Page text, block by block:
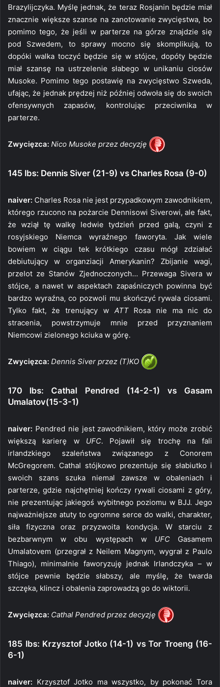
Brazylijczyka. Myślę jednak, że teraz Rosjanin będzie miał
znacznie większe szanse na zanotowanie zwycięstwa, bo
pomimo tego, że jeśli w parterze na górze znajdzie się
pod Szwedem, to sprawy mocno się skomplikują, to
dopóki walka toczyć będzie się w stójce, dopóty będzie
miał szansę na ustrzelenie słabego w unikaniu ciosów
Musoke. Pomimo tego postawię na zwycięstwo Szweda,
ufając, że jednak prędzej niż później odwoła się do swoich
ofensywnych zapasów, kontrolując przeciwnika w
parterze.
Zwycięzca: Nico Musoke przez decyzję
145 lbs: Dennis Siver (21-9) vs Charles Rosa (9-0)
naiver: Charles Rosa nie jest przypadkowym zawodnikiem,
którego rzucono na pożarcie Dennisowi Siverowi, ale fakt,
że wziął tę walkę ledwie tydzień przed galą, czyni z
rosyjskiego Niemca wyraźnego faworyta. Jak wiele
bowiem w ciągu tek krótkiego czasu mógł zdziałać
debiutujący w organziacji Amerykanin? Zbijanie wagi,
przelot ze Stanów Zjednoczonych… Przewaga Sivera w
stójce, a nawet w aspektach zapaśniczych powinna być
bardzo wyraźna, co pozwoli mu skończyć rywala ciosami.
Tylko fakt, że trenujący w ATTRosa nie ma nic do
stracenia, powstrzymuje mnie przed przyznaniem
Niemcowi zielonego kciuka w górę.
Zwycięzca: Dennis Siver przez (T)KO
170 lbs: Cathal Pendred (14-2-1) vs Gasam
Umalatov(15-3-1)
naiver: Pendred nie jest zawodnikiem, który może zrobić
większą karierę w UFC. Pojawił się trochę na fali
irlandzkiego szaleństwa związanego z Conorem
McGregorem. Cathal stójkowo prezentuje się słabiutko i
swoich szans szuka niemal zawsze w obaleniach i
parterze, gdzie najchętniej kończy rywali ciosami z góry,
nie prezentując jakiegoś wybitnego poziomu w BJJ. Jego
najważniejsze atuty to ogromne serce do walki, charakter,
siła fizyczna oraz przyzwoita kondycja. W starciu z
bezbarwnym w obu występach w UFCGasamem
Umalatovem (przegrał z Neilem Magnym, wygrał z Paulo
Thiago), minimalnie faworyzuję jednak Irlandczyka – w
stójce pewnie będzie słabszy, ale myślę, że twarda
szczęka, klincz i obalenia zaprowadzą go do wiktorii.
Zwycięzca: Cathal Pendred przez decyzję
185 lbs: Krzysztof Jotko (14-1) vs Tor Troeng (16-
6-1)
naiver: Krzysztof Jotko ma wszystko, by pokonać Tora